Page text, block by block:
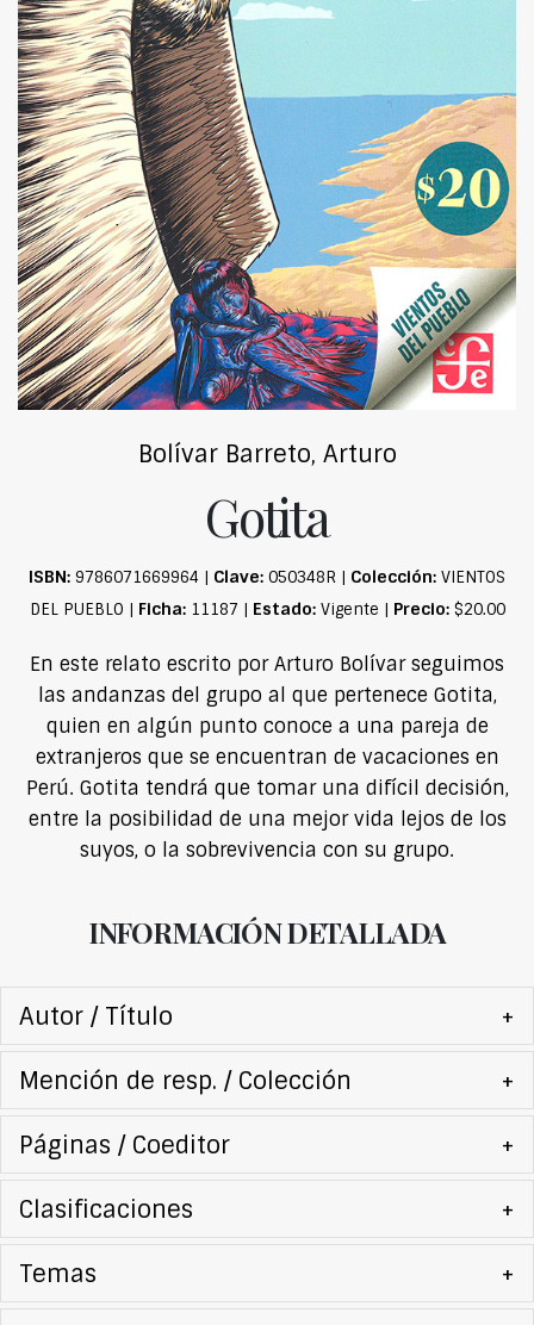
Bolívar Barreto, Arturo
Gotita
ISBN: 9786071669964 | Clave: 050348R | Colección: VIENTOS
DEL PUEBLO | Ficha:11187 | Estado:Vigente | Precio:$20.00
En este relato escrito por Arturo Bolívar seguimos
las andanzas del grupo al que pertenece Gotita,
quien en algún punto conoce a una pareja de
extranjeros que se encuentran de vacaciones en
Perú. Gotita tendrá que tomar una difícil decisión,
entre la posibilidad de una mejor vida lejos de los
suyos, o la sobrevivencia con su grupo.
INFORMACIÓN DETALLADA
Autor / Título +
Mención de resp. / Colección +
Páginas / Coeditor +
Clasificaciones +
Temas +